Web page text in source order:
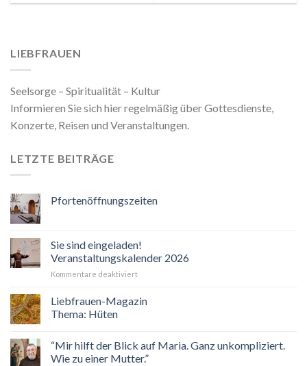
LIEBFRAUEN
Seelsorge – Spiritualität – Kultur
Informieren Sie sich hier regelmäßig über Gottesdienste,
Konzerte, Reisen und Veranstaltungen.
LETZTE BEITRÄGE
Pfortenöffnungszeiten
Sie sind eingeladen!
Veranstaltungskalender 2026
Kommentare deaktiviertfür
sind
Liebfrauen-Magazin
Thema: Hüten
“Mir hilft der Blick auf Maria. Ganz unkompliziert.
Wie zu einer Mutter.”